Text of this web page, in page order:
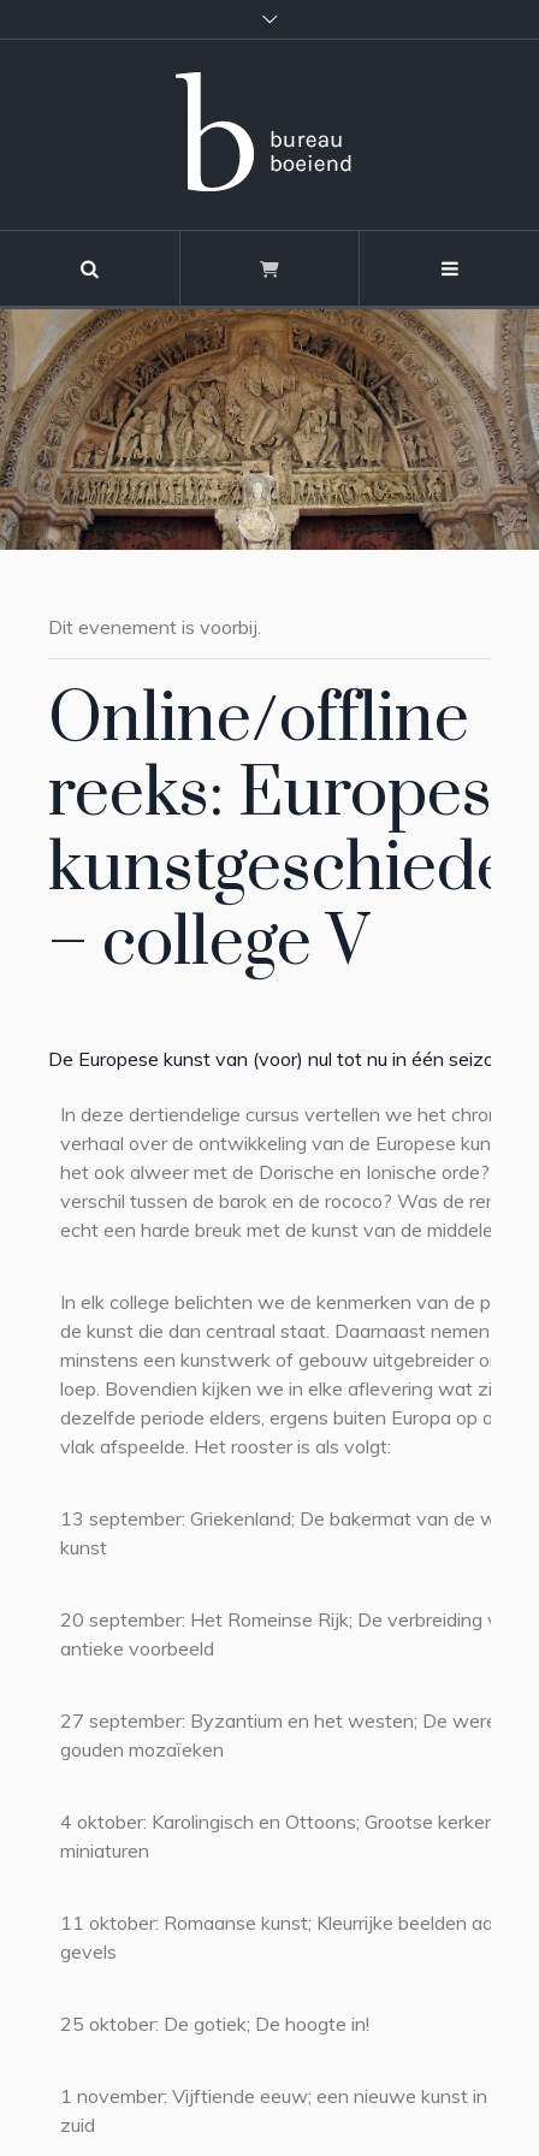
Dit evenement is voorbij.
Online/offline
reeks: Europese
– college V
De Europese kunst van (voor) nul tot nu in één seizoen.
In deze dertiendelige cursus vertellen we het
verhaal over de ontwikkeling van de Europese kunst.
het ook alweer met de Dorische en Ionische orde? Wat
verschil tussen de barok en de rococo? Was de
echt een harde breuk met de kunst van de
In elk college belichten we de kenmerken van de
de kunst die dan centraal staat. Daarnaast nemen we
minstens een kunstwerk of gebouw uitgebreider onder
loep. Bovendien kijken we in elke aflevering wat zich in
dezelfde periode elders, ergens buiten Europa op
vlak afspeelde. Het rooster is als volgt:
13 september: Griekenland; De bakermat van de
kunst
20 september: Het Romeinse Rijk; De verbreiding van
antieke voorbeeld
27 september: Byzantium en het westen; De wereld
gouden mozaïeken
4 oktober: Karolingisch en Ottoons; Grootse kerken en
miniaturen
11 oktober: Romaanse kunst; Kleurrijke beelden aan
gevels
25 oktober: De gotiek; De hoogte in!
1 november: Vijftiende eeuw; een nieuwe kunst in
zuid